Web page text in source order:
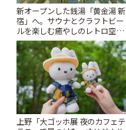
新オープンした銭湯「黄金湯 新
宿」へ。サウナとクラフトビー
ルを楽しむ癒やしのレトロ空間
| ことりっぷ
上野「大ゴッホ展 夜のカフェテ